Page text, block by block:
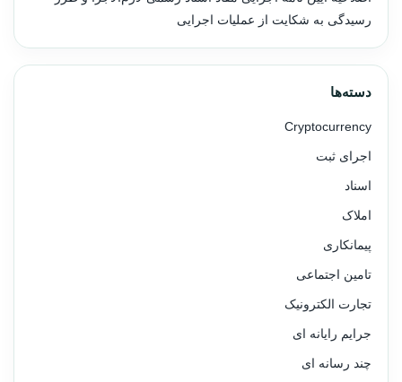
رسیدگی به شکایت از عملیات اجرایی
دسته‌ها
Cryptocurrency
اجرای ثبت
اسناد
املاک
پیمانکاری
تامین اجتماعی
تجارت الکترونیک
جرایم رایانه ای
چند رسانه ای